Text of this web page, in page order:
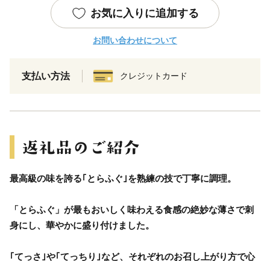
お気に入りに追加する
お問い合わせについて
支払い方法 クレジットカード
最高級の味を誇る｢とらふぐ｣を熟練の技で丁寧に調理。
「とらふぐ」が最もおいしく味わえる食感の絶妙な薄さで刺
身にし、華やかに盛り付けました。
｢てっさ｣や｢てっちり｣など、それぞれのお召し上がり方で心